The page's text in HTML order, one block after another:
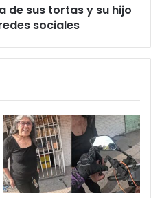
de sus tortas y su hijo
sociales